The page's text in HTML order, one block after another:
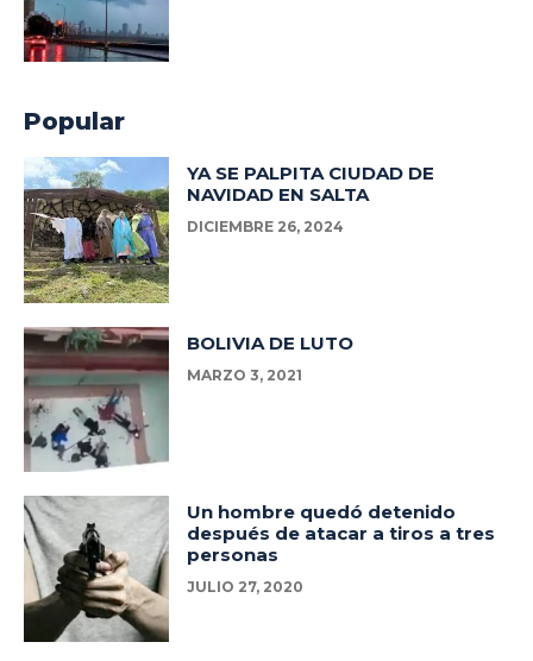
Popular
YA SE PALPITA CIUDAD DE
NAVIDAD EN SALTA
DICIEMBRE 26, 2024
BOLIVIA DE LUTO
MARZO 3, 2021
Un hombre quedó detenido
después de atacar a tiros a tres
personas
JULIO 27, 2020